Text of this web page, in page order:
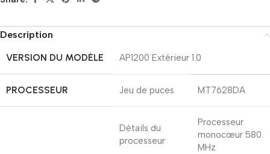
Description
VERSION DU MODÈLE
AP1200 Extérieur 1.0
PROCESSEUR Jeu de puces MT7628DA
Détails du
processeur
Processeur
monocœur 580
MHz